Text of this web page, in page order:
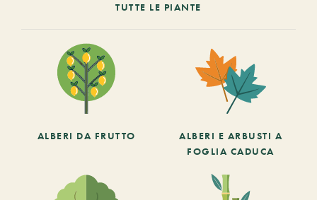
TUTTE LE PIANTE
ALBERI DA FRUTTO
ALBERI E ARBUSTI A
FOGLIA CADUCA